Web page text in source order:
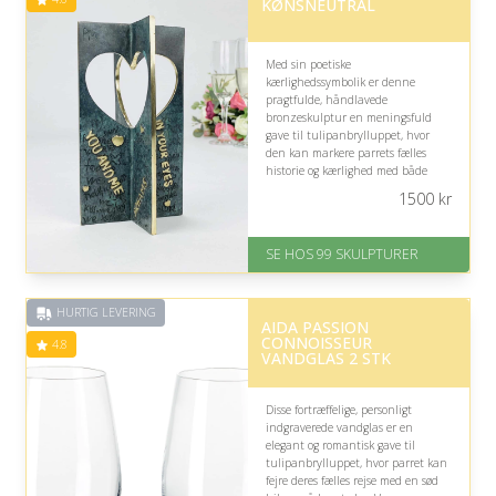
KØNSNEUTRAL
Med sin poetiske
kærlighedssymbolik er denne
pragtfulde, håndlavede
bronzeskulptur en meningsfuld
gave til tulipanbrylluppet, hvor
den kan markere parrets fælles
historie og kærlighed med både
varigt monument, der passer smukt
På lager
Levering: 1-2 dage
Gratis fragt
på 4.6 ud af 5
1500kr
SE HOS 99 SKULPTURER
HURTIG LEVERING
4.8
AIDA PASSION
CONNOISSEUR
VANDGLAS 2 STK
Disse fortræffelige, personligt
indgraverede vandglas er en
elegant og romantisk gave til
tulipanbrylluppet, hvor parret kan
fejre deres fælles rejse med en sød